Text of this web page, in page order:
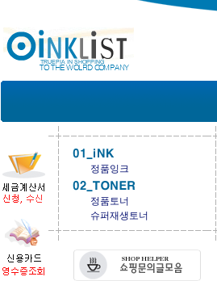
정품잉크
정품토너
슈퍼재생토너